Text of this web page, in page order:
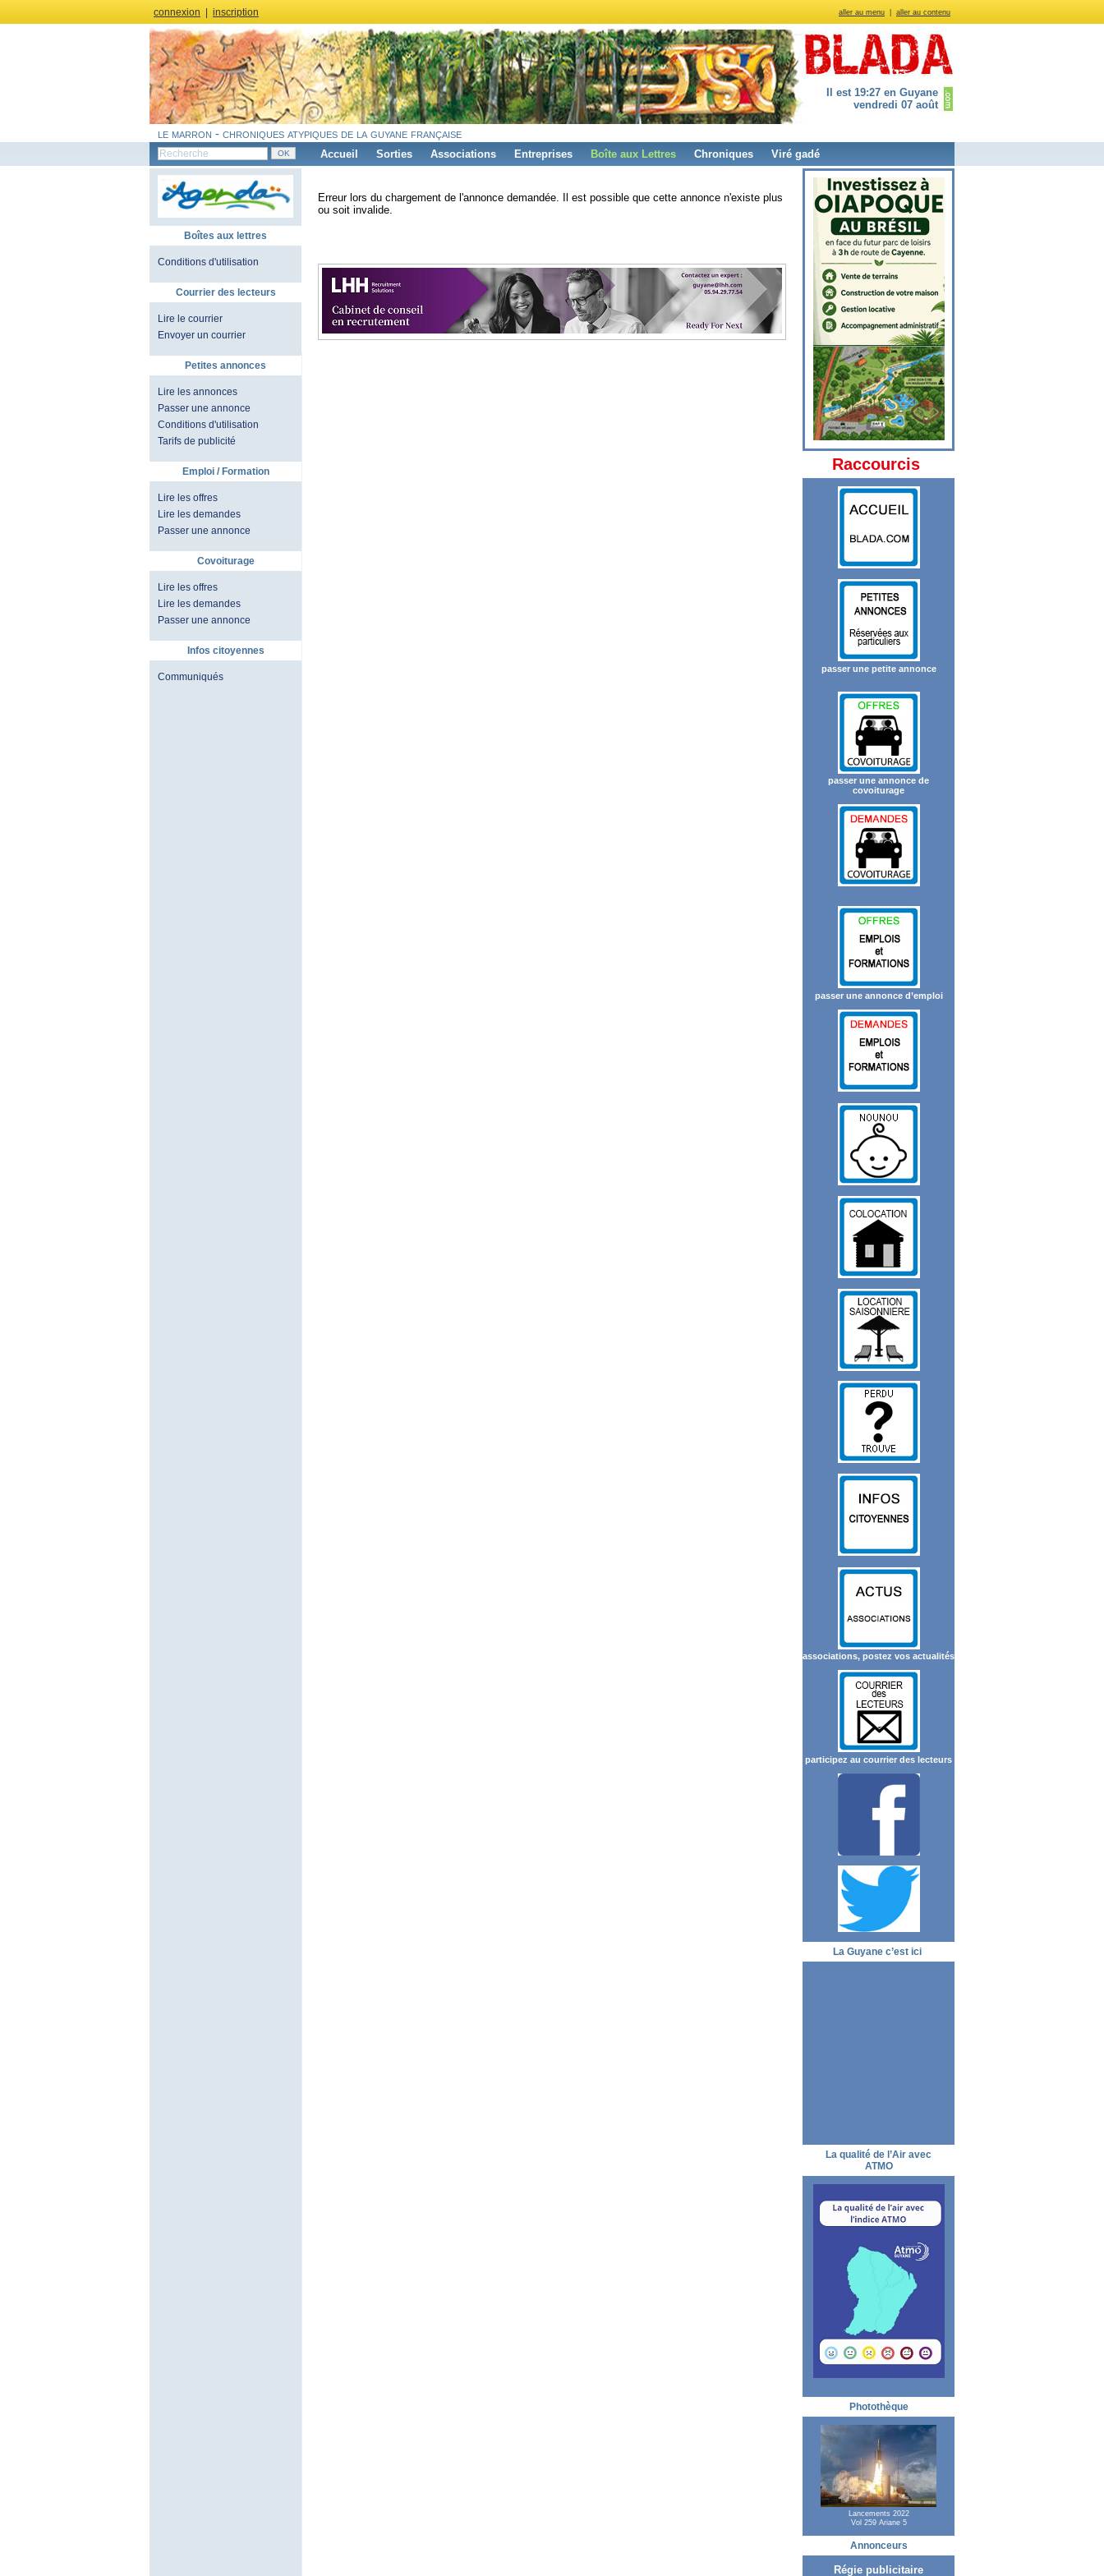
aller au menu aller au contenu
connexion inscription
Il est 19:27 en Guyane
vendredi 07 août
le marron - chroniques atypiques de la guyane française
Accueil Sorties Associations Entreprises Boîte aux Lettres Chroniques Viré gadé
Boîtes aux lettres
Conditions d'utilisation
Courrier des lecteurs
Lire le courrier
Envoyer un courrier
Petites annonces
Lire les annonces
Passer une annonce
Conditions d'utilisation
Tarifs de publicité
Emploi / Formation
Lire les offres
Lire les demandes
Passer une annonce
Covoiturage
Lire les offres
Lire les demandes
Passer une annonce
Infos citoyennes
Communiqués
Erreur lors du chargement de l'annonce demandée. Il est possible que cette annonce n'existe plus
ou soit invalide.
Raccourcis
passer une petite annonce
passer une annonce de
covoiturage
passer une annonce d’emploi
associations, postez vos actualités
participez au courrier des lecteurs
La Guyane c’est ici
La qualité de l’Air avec
ATMO
Photothèque
Lancements 2022
Vol 259 Ariane 5
Annonceurs
Régie publicitaire